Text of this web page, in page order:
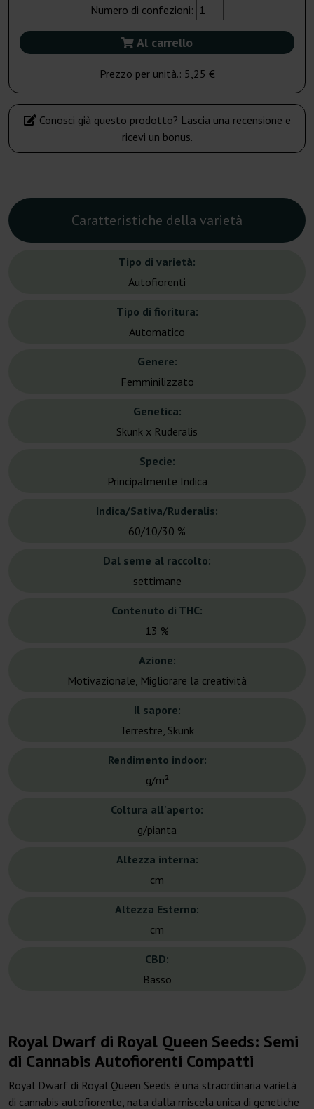
Numero di confezioni:
Al carrello
Prezzo per unità.: 5,25 €
Conosci già questo prodotto? Lascia una recensione e
ricevi un bonus.
Caratteristiche della varietà
Tipo di varietà:
Autofiorenti
Tipo di fioritura:
Automatico
Genere:
Femminilizzato
Genetica:
Skunk x Ruderalis
Specie:
Principalmente Indica
Indica/Sativa/Ruderalis:
60/10/30 %
Dal seme al raccolto:
settimane
Contenuto di THC:
13 %
Azione:
Motivazionale, Migliorare la creatività
Il sapore:
Terrestre, Skunk
Rendimento indoor:
g/m²
Coltura all'aperto:
g/pianta
Altezza interna:
cm
Altezza Esterno:
cm
CBD:
Basso
Royal Dwarf di Royal Queen Seeds: Semi
di Cannabis Autofiorenti Compatti
Royal Dwarf di Royal Queen Seeds è una straordinaria varietà
di cannabis autofiorente, nata dalla miscela unica di genetiche